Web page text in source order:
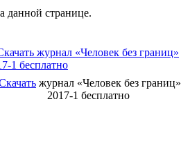
данной странице.
журнал «Человек без границ»
2017-1 бесплатно